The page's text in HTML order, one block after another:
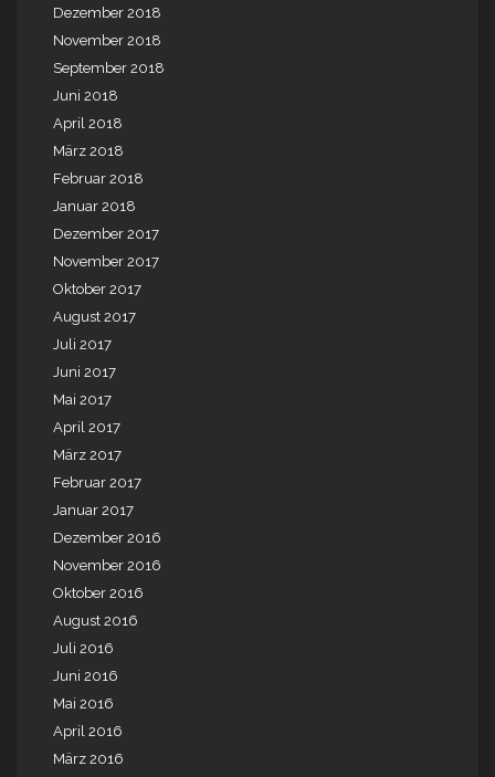
Dezember 2018
November 2018
September 2018
Juni 2018
April 2018
März 2018
Februar 2018
Januar 2018
Dezember 2017
November 2017
Oktober 2017
August 2017
Juli 2017
Juni 2017
Mai 2017
April 2017
März 2017
Februar 2017
Januar 2017
Dezember 2016
November 2016
Oktober 2016
August 2016
Juli 2016
Juni 2016
Mai 2016
April 2016
März 2016